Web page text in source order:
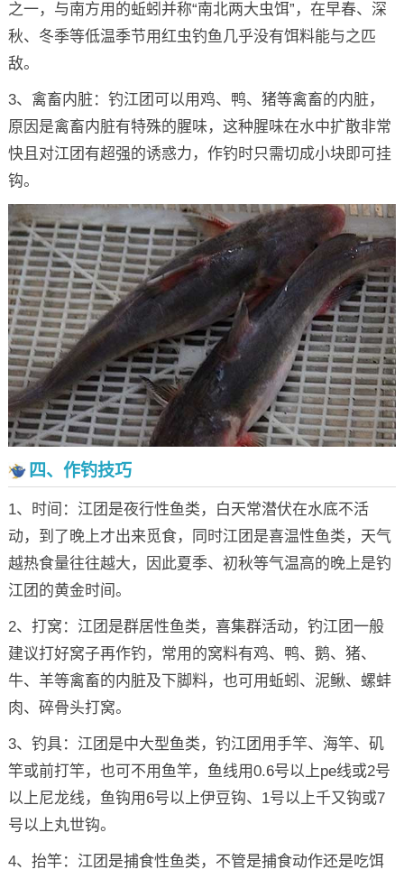
之一，与南方用的蚯蚓并称“南北两大虫饵”，在早春、深
秋、冬季等低温季节用红虫钓鱼几乎没有饵料能与之匹
敌。
3、禽畜内脏：钓江团可以用鸡、鸭、猪等禽畜的内脏，
原因是禽畜内脏有特殊的腥味，这种腥味在水中扩散非常
快且对江团有超强的诱惑力，作钓时只需切成小块即可挂
钩。
四、作钓技巧
1、时间：江团是夜行性鱼类，白天常潜伏在水底不活
动，到了晚上才出来觅食，同时江团是喜温性鱼类，天气
越热食量往往越大，因此夏季、初秋等气温高的晚上是钓
江团的黄金时间。
2、打窝：江团是群居性鱼类，喜集群活动，钓江团一般
建议打好窝子再作钓，常用的窝料有鸡、鸭、鹅、猪、
牛、羊等禽畜的内脏及下脚料，也可用蚯蚓、泥鳅、螺蚌
肉、碎骨头打窝。
3、钓具：江团是中大型鱼类，钓江团用手竿、海竿、矶
竿或前打竿，也可不用鱼竿，鱼线用0.6号以上pe线或2号
以上尼龙线，鱼钩用6号以上伊豆钩、1号以上千又钩或7
号以上丸世钩。
4、抬竿：江团是捕食性鱼类，不管是捕食动作还是吃饵